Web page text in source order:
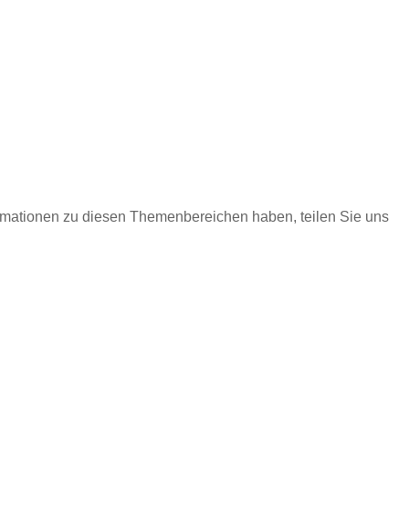
zu diesen Themenbereichen haben, teilen Sie uns